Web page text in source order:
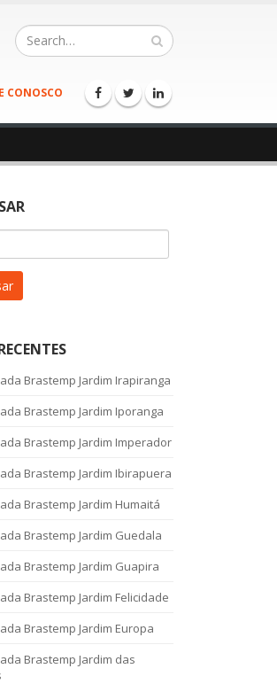
CONOSCO
Brastemp Jardim Irapiranga
Brastemp Jardim Iporanga
Brastemp Jardim Imperador
Brastemp Jardim Ibirapuera
Brastemp Jardim Humaitá
Brastemp Jardim Guedala
Brastemp Jardim Guapira
Brastemp Jardim Felicidade
Brastemp Jardim Europa
Brastemp Jardim das